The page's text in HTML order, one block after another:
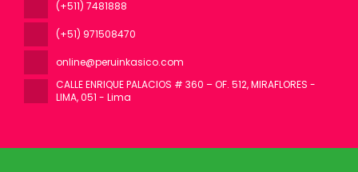
(+511) 7481888
(+51) 971508470
online@peruinkasico.com
CALLE ENRIQUE PALACIOS # 360 – OF. 512, MIRAFLORES -
LIMA, 051 - Lima